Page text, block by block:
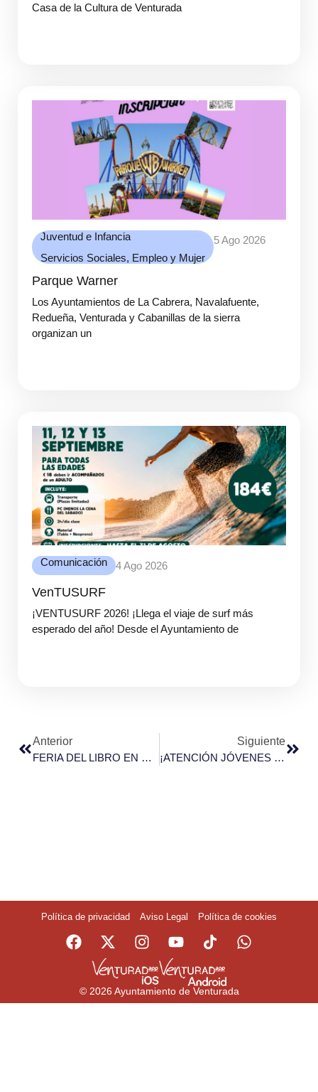
Casa de la Cultura de Venturada
Juventud e Infancia
Servicios Sociales, Empleo y Mujer
5 Ago 2026
Parque Warner
Los Ayuntamientos de La Cabrera, Navalafuente,
Redueña, Venturada y Cabanillas de la sierra
organizan un
Comunicación 4 Ago 2026
VenTUSURF
¡VENTUSURF 2026! ¡Llega el viaje de surf más
esperado del año! Desde el Ayuntamiento de
Anterior
FERIA DEL LIBRO EN VENTURADA – DOMINGO 27 DE ABRIL
Siguiente
¡ATENCIÓN JÓVENES DE VENTURADA!
Política de privacidad Aviso Legal Política de cookies
© 2026 Ayuntamiento de Venturada